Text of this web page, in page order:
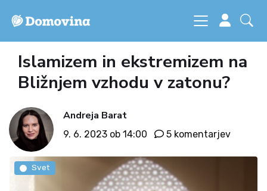
Islamizem in ekstremizem na
Bližnjem vzhodu v zatonu?
Andreja Barat
9. 6. 2023 ob 14:00 5 komentarjev
Svet